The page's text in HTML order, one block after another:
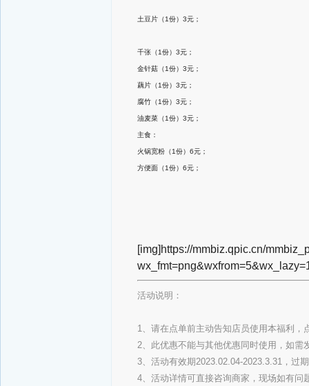
土豆片（1份）3元；
千张（1份）3元；
金针菇（1份）3元；
藕片（1份）3元；
腐竹（1份）3元；
油麦菜（1份）3元；
主食：
火锅宽粉（1份）6元；
方便面（1份）6元；
[img]https://mmbiz.qpic.cn/
活动说明：
1、请在点单前主动告知店员使用本福利，
2、此优惠不能与其他优惠同时使用，如需
3、活动有效期2023.02.04-2023.3.31，过
4、活动详情可直接咨询商家，现场如有问